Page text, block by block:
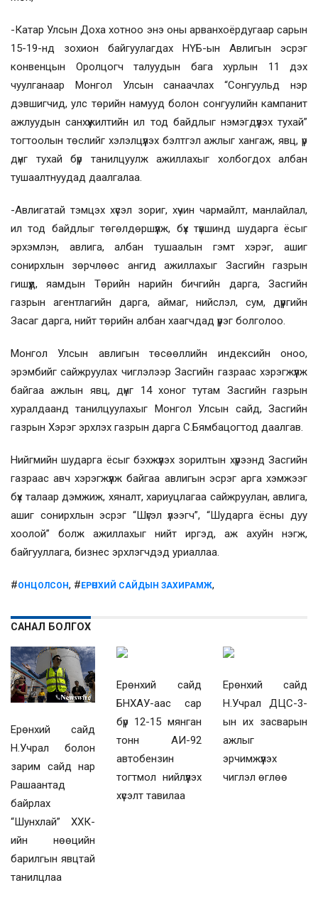
-Катар Улсын Доха хотноо энэ оны арванхоёрдугаар сарын
15-19-нд зохион байгуулагдах НҮБ-ын Авлигын эсрэг
конвенцын Оролцогч талуудын бага хурлын 11 дэх
чуулганаар Монгол Улсын санаачлах “Сонгуульд нэр
дэвшигчид, улс төрийн намууд болон сонгуулийн кампанит
ажлуудын санхүүжилтийн ил тод байдлыг нэмэгдүүлэх тухай”
тогтоолын төслийг хэлэлцүүлэх бэлтгэл ажлыг хангаж, явц, үр
дүнг тухай бүр танилцуулж ажиллахыг холбогдох албан
тушаалтнуудад даалгалаа.
-Авлигатай тэмцэх хүсэл зориг, хүчин чармайлт, манлайлал,
ил тод байдлыг төгөлдөршүүлж, бүх түвшинд шударга ёсыг
эрхэмлэн, авлига, албан тушаалын гэмт хэрэг, ашиг
сонирхлын зөрчлөөс ангид ажиллахыг Засгийн газрын
гишүүд, яамдын Төрийн нарийн бичгийн дарга, Засгийн
газрын агентлагийн дарга, аймаг, нийслэл, сум, дүүргийн
Засаг дарга, нийт төрийн албан хаагчдад үүрэг болголоо.
Монгол Улсын авлигын төсөөллийн индексийн оноо,
эрэмбийг сайжруулах чиглэлээр Засгийн газраас хэрэгжүүлж
байгаа ажлын явц, дүнг 14 хоног тутам Засгийн газрын
хуралдаанд танилцуулахыг Монгол Улсын сайд, Засгийн
газрын Хэрэг эрхлэх газрын дарга С.Бямбацогтод даалгав.
Нийгмийн шударга ёсыг бэхжүүлэх зорилтын хүрээнд Засгийн
газраас авч хэрэгжүүлж байгаа авлигын эсрэг арга хэмжээг
бүх талаар дэмжиж, хяналт, хариуцлагаа сайжруулан, авлига,
ашиг сонирхлын эсрэг “Шүгэл үлээгч”, “Шударга ёсны дуу
хоолой” болж ажиллахыг нийт иргэд, аж ахуйн нэгж,
байгууллага, бизнес эрхлэгчдэд уриаллаа.
#ОНЦОЛСОН, #ЕРӨНХИЙ САЙДЫН ЗАХИРАМЖ,
САНАЛ БОЛГОХ
Ерөнхий сайд
Н.Учрал болон
зарим сайд нар
Рашаантад
байрлах
“Шунхлай” ХХК-
ийн нөөцийн
барилгын явцтай
танилцлаа
Ерөнхий сайд
БНХАУ-аас сар
бүр 12-15 мянган
тонн АИ-92
автобензин
тогтмол нийлүүлэх
хүсэлт тавилаа
Ерөнхий сайд
Н.Учрал ДЦС-3-
ын их засварын
ажлыг
эрчимжүүлэх
чиглэл өглөө